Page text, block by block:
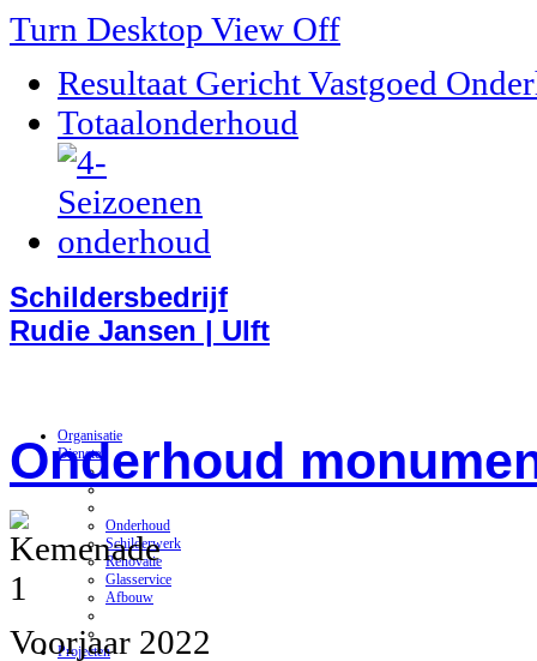
Turn Desktop View Off
Resultaat Gericht Vastgoed
Totaalonderhoud
Schildersbedrijf
Rudie Jansen | Ulft
Organisatie
Diensten
Onderhoud
Schilderwerk
Renovatie
Glasservice
Afbouw
Projecten
Onderhoud
Voorjaar 2022